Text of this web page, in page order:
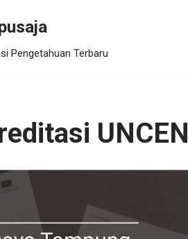
Pengetahuan Terbaru
UNCEN